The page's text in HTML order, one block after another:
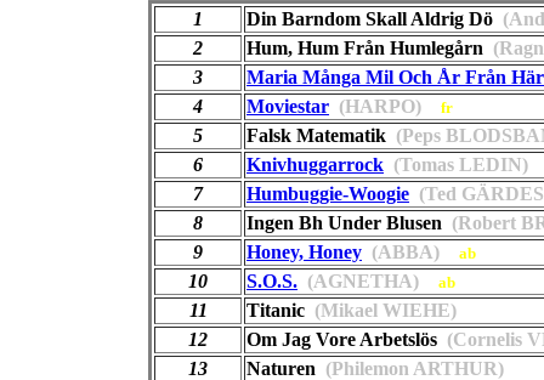
1 Din Barndom Skall Aldrig Dö
2
Hum, Hum Från Humlegårn
3
Maria Många Mil Och År Från Här
4
Moviestar (HARPO) fr
5 Falsk Matematik (Peps
6
Knivhuggarrock (Tomas LEDIN)
7
Humbuggie-Woogie (Ted
8
Ingen Bh Under Blusen (Robert
9
Honey, Honey (ABBA) ab
10 S.O.S. (AGNETHA) ab
11 Titanic (Mikael WIEHE)
12
Om Jag Vore Arbetslös (Cornelis
13
Naturen (Philemon ARTHUR)